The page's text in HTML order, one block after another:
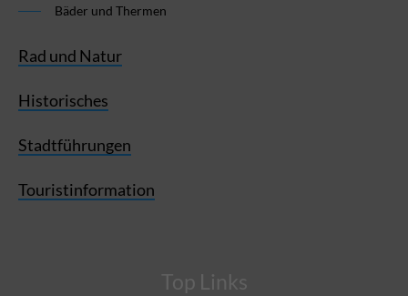
Bäder und Thermen
Rad und Natur
Historisches
Stadtführungen
Touristinformation
Top Links